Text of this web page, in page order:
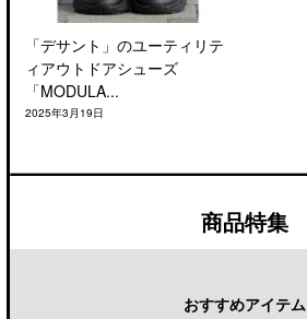
「デサント」のユーティリテ
ィアウトドアシューズ
「MODULA...
2025年3月19日
商品特集
おすすめアイテム